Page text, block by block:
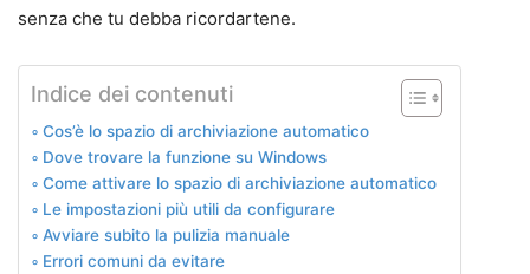
senza che tu debba ricordartene.
Indice dei contenuti
Cos’è lo spazio di archiviazione automatico
Dove trovare la funzione su Windows
Come attivare lo spazio di archiviazione automatico
Le impostazioni più utili da configurare
Avviare subito la pulizia manuale
Errori comuni da evitare